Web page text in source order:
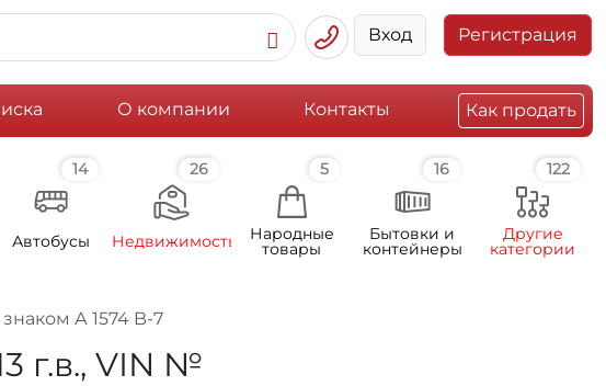
Вход Регистрация
О компании Контакты Как продать
14
Автобусы
26
Недвижимость
5
Народные
товары
16
Бытовки и
контейнеры
122
Другие
категории
А 1574 B-7
г.в., VIN №